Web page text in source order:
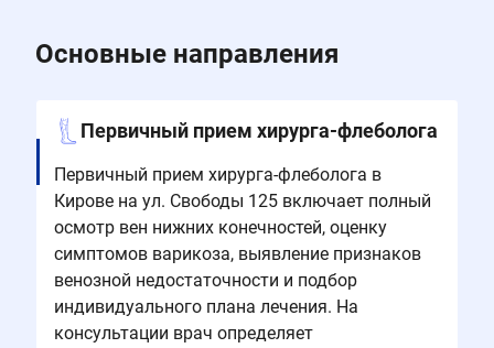
Основные направления
Первичный прием хирурга-флеболога
Первичный прием хирурга-флеболога в
Кирове на ул. Свободы 125 включает полный
осмотр вен нижних конечностей, оценку
симптомов варикоза, выявление признаков
венозной недостаточности и подбор
индивидуального плана лечения. На
консультации врач определяет